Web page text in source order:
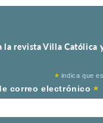
la revista Villa Católica
* indica que
correo electrónico*